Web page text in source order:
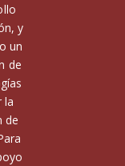
y
un
de
la
de